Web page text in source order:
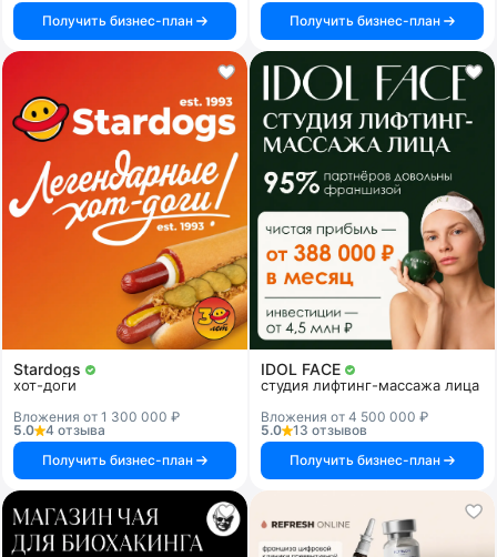
Получить бизнес-план
Получить бизнес-план
Stardogs
хот-доги
Вложения от 1 300 000 ₽
5.0
4 отзыва
Получить бизнес-план
IDOL FACE
студия лифтинг-массажа лица
Вложения от 4 500 000 ₽
5.0
13 отзывов
Получить бизнес-план